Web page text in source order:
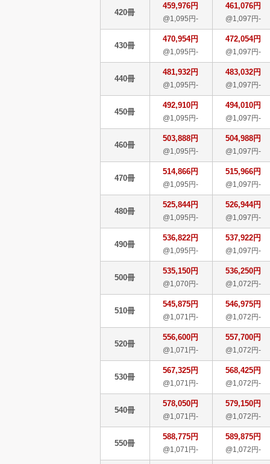
420冊
459,976円
@1,095円-
461,076円
@1,097円-
430冊
470,954円
@1,095円-
472,054円
@1,097円-
440冊
481,932円
@1,095円-
483,032円
@1,097円-
450冊
492,910円
@1,095円-
494,010円
@1,097円-
460冊
503,888円
@1,095円-
504,988円
@1,097円-
470冊
514,866円
@1,095円-
515,966円
@1,097円-
480冊
525,844円
@1,095円-
526,944円
@1,097円-
490冊
536,822円
@1,095円-
537,922円
@1,097円-
500冊
535,150円
@1,070円-
536,250円
@1,072円-
510冊
545,875円
@1,071円-
546,975円
@1,072円-
520冊
556,600円
@1,071円-
557,700円
@1,072円-
530冊
567,325円
@1,071円-
568,425円
@1,072円-
540冊
578,050円
@1,071円-
579,150円
@1,072円-
550冊
588,775円
@1,071円-
589,875円
@1,072円-